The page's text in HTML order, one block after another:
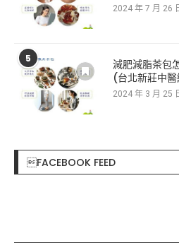
2024 年 7 月 26
5
減肥減脂茶包
(台北新莊中
2024 年 3 月 25
FACEBOOK FEED